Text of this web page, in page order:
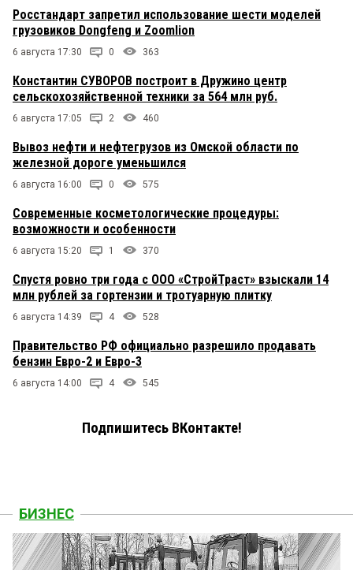
Росстандарт запретил использование шести моделей
грузовиков Dongfeng и Zoomlion
6 августа 17:30 0 363
Константин СУВОРОВ построит в Дружино центр
сельскохозяйственной техники за 564 млн руб.
6 августа 17:05 2 460
Вывоз нефти и нефтегрузов из Омской области по
железной дороге уменьшился
6 августа 16:00 0 575
Современные косметологические процедуры:
возможности и особенности
6 августа 15:20 1 370
Спустя ровно три года с ООО «СтройТраст» взыскали 14
млн рублей за гортензии и тротуарную плитку
6 августа 14:39 4 528
Правительство РФ официально разрешило продавать
бензин Евро-2 и Евро-3
6 августа 14:00 4 545
Подпишитесь ВКонтакте!
БИЗНЕС